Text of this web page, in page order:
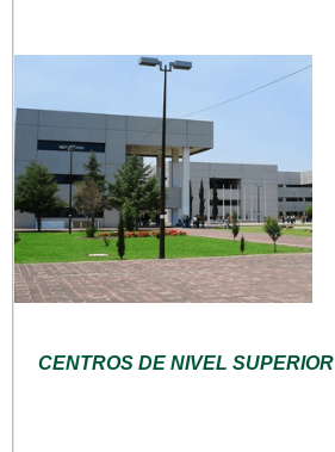
CENTROS DE NIVEL SUPERIOR